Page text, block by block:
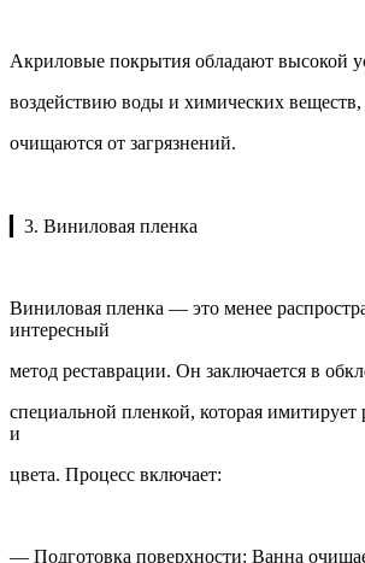
Акриловые покрытия обладают высокой
воздействию воды и химических веществ,
очищаются от загрязнений.
▎3. Виниловая пленка
Виниловая пленка — это менее
интересный
метод реставрации. Он заключается в
специальной пленкой, которая имитирует
и
цвета. Процесс включает:
— Подготовка поверхности: Ванна